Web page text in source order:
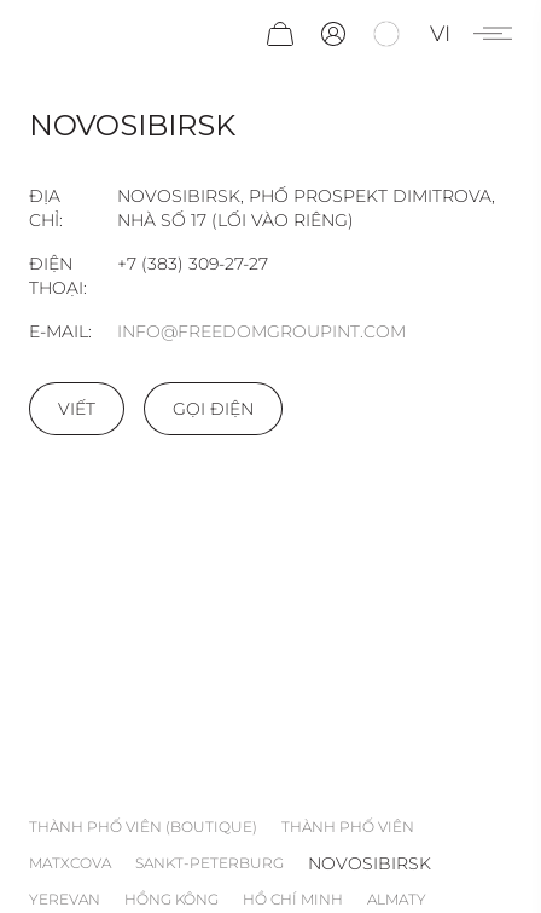
VI
NOVOSIBIRSK
ĐỊA
CHỈ:
NOVOSIBIRSK, PHỐ PROSPEKT DIMITROVA,
NHÀ SỐ 17 (LỐI VÀO RIÊNG)
ĐIỆN
THOẠI:
+7 (383) 309-27-27
E-MAIL: INFO@FREEDOMGROUPINT.COM
VIẾT GỌI ĐIỆN
THÀNH PHỐ VIÊN (BOUTIQUE)
THÀNH PHỐ VIÊN
MATXCOVA
SANKT-PETERBURG NOVOSIBIRSK
YEREVAN HỒNG KÔNG HỒ CHÍ MINH
ALMATY